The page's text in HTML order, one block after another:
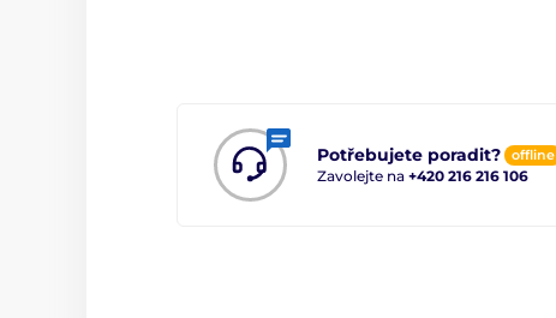
Potřebujete poradit? offline
Zavolejte na +420 216 216 106